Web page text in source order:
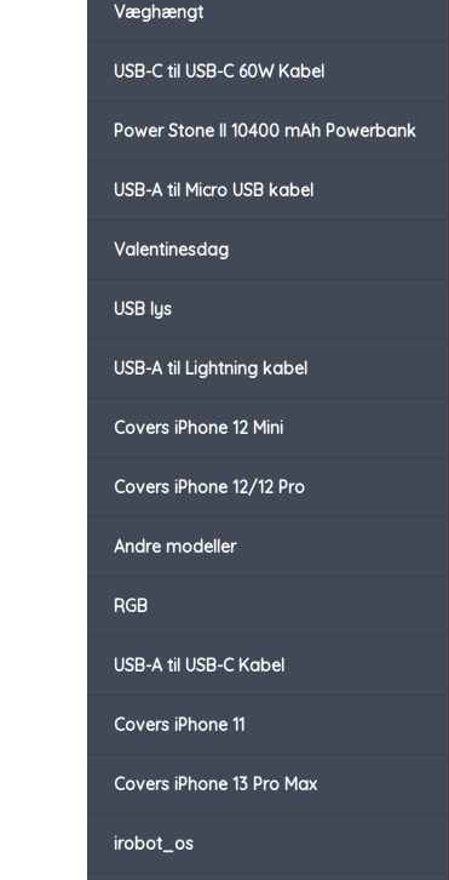
Væghængt
USB-C til USB-C 60W Kabel
Power Stone II 10400 mAh Powerbank
USB-A til Micro USB kabel
Valentinesdag
USB lys
USB-A til Lightning kabel
Covers iPhone 12 Mini
Covers iPhone 12/12 Pro
Andre modeller
RGB
USB-A til USB-C Kabel
Covers iPhone 11
Covers iPhone 13 Pro Max
irobot_os